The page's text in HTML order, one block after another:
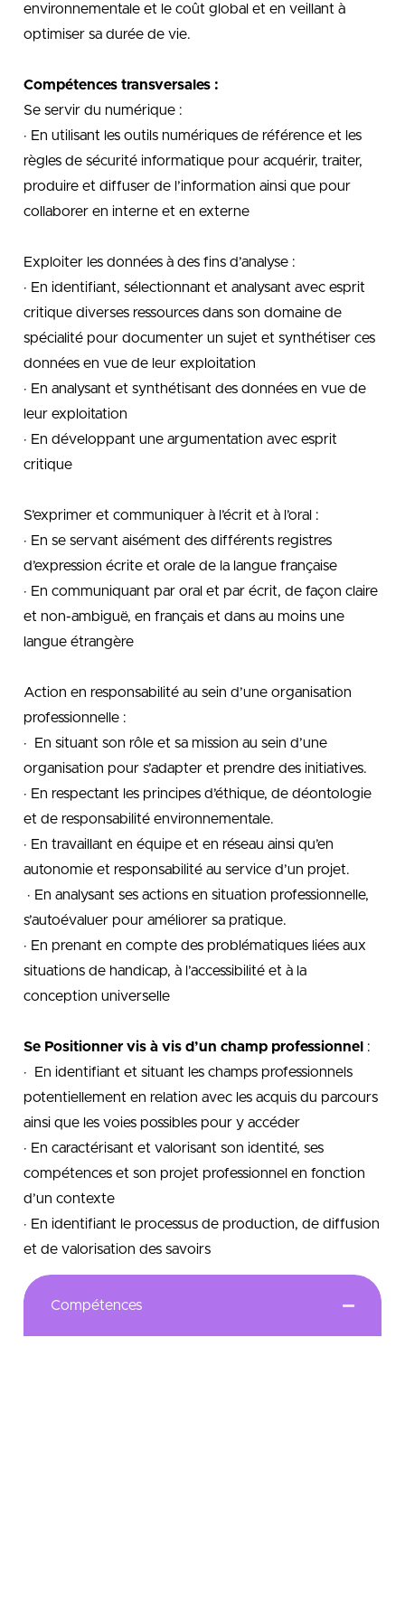
environnementale et le coût global et en veillant à
optimiser sa durée de vie.
Compétences transversales :
Se servir du numérique :
· En utilisant les outils numériques de référence et les
règles de sécurité informatique pour acquérir, traiter,
produire et diffuser de l’information ainsi que pour
collaborer en interne et en externe
Exploiter les données à des fins d’analyse :
· En identifiant, sélectionnant et analysant avec esprit
critique diverses ressources dans son domaine de
spécialité pour documenter un sujet et synthétiser ces
données en vue de leur exploitation
· En analysant et synthétisant des données en vue de
leur exploitation
· En développant une argumentation avec esprit
critique
S’exprimer et communiquer à l’écrit et à l’oral :
· En se servant aisément des différents registres
d’expression écrite et orale de la langue française
· En communiquant par oral et par écrit, de façon claire
et non-ambiguë, en français et dans au moins une
langue étrangère
Action en responsabilité au sein d’une organisation
professionnelle :
· En situant son rôle et sa mission au sein d’une
organisation pour s’adapter et prendre des initiatives.
· En respectant les principes d’éthique, de déontologie
et de responsabilité environnementale.
· En travaillant en équipe et en réseau ainsi qu’en
autonomie et responsabilité au service d’un projet.
· En analysant ses actions en situation professionnelle,
s’autoévaluer pour améliorer sa pratique.
· En prenant en compte des problématiques liées aux
situations de handicap, à l’accessibilité et à la
conception universelle
Se Positionner vis à vis d’un champ professionnel :
· En identifiant et situant les champs professionnels
potentiellement en relation avec les acquis du parcours
ainsi que les voies possibles pour y accéder
· En caractérisant et valorisant son identité, ses
compétences et son projet professionnel en fonction
d’un contexte
· En identifiant le processus de production, de diffusion
et de valorisation des savoirs
Compétences